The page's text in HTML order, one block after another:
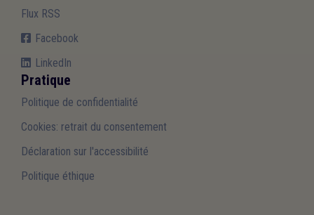
Flux RSS
Facebook
LinkedIn
Pratique
Politique de confidentialité
Cookies: retrait du consentement
Déclaration sur l'accessibilité
Politique éthique